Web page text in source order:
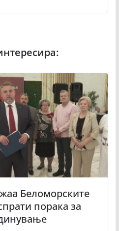
Беломорските
порака за